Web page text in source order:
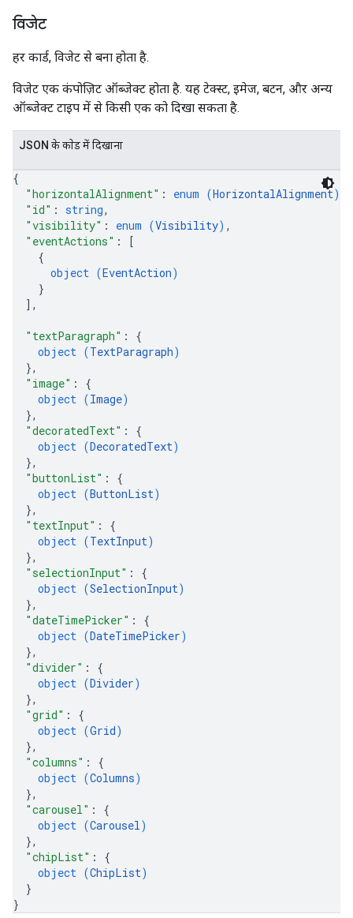
विजेट
हर कार्ड, विजेट से बना होता है.
विजेट एक कंपोज़िट ऑब्जेक्ट होता है. यह टेक्स्ट, इमेज, बटन, और अन्य
ऑब्जेक्ट टाइप में से किसी एक को दिखा सकता है.
JSON के काेड में दिखाना
{
"horizontalAlignment" : enum (HorizontalAlignment)
"id" : string,
"visibility" : enum (Visibility) ,
"eventActions" :
[
{
object (EventAction)
}
] ,
"textParagraph" : {
object (TextParagraph)
},
"image" : {
object (Image)
},
"decoratedText" : {
object (DecoratedText)
},
"buttonList" : {
object (ButtonList)
},
"textInput" : {
object (TextInput)
},
"selectionInput" : {
object (SelectionInput)
},
"dateTimePicker" : {
object (DateTimePicker)
},
"divider" : {
object (Divider)
},
"grid" : {
object (Grid)
},
"columns" : {
object (Columns)
},
"carousel" : {
object (Carousel)
},
"chipList" : {
object (ChipList)
}
}